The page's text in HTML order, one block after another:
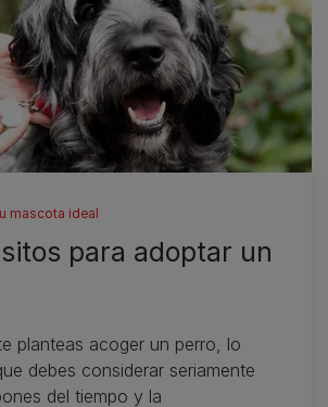
mascota ideal
para adoptar un
planteas acoger un perro, lo
debes considerar seriamente
del tiempo y la